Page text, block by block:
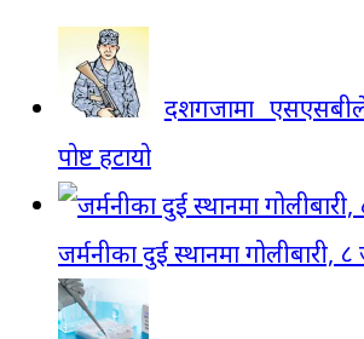
दशगजामा
पोष्ट हटायो
जर्मनीका दुई स्थानमा गोलीबारी,